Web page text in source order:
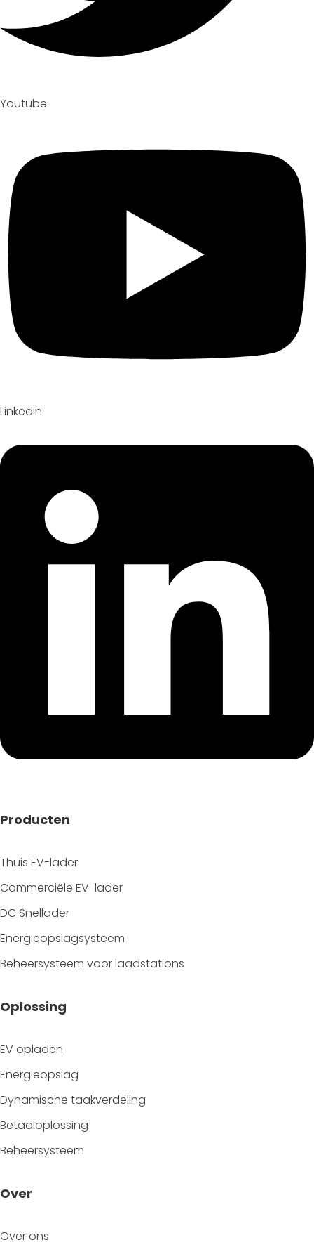
Youtube
Linkedin
Producten
Thuis EV-lader
Commerciële EV-lader
DC Snellader
Energieopslagsysteem
Beheersysteem voor laadstations
Oplossing
EV opladen
Energieopslag
Dynamische taakverdeling
Betaaloplossing
Beheersysteem
Over
Over ons